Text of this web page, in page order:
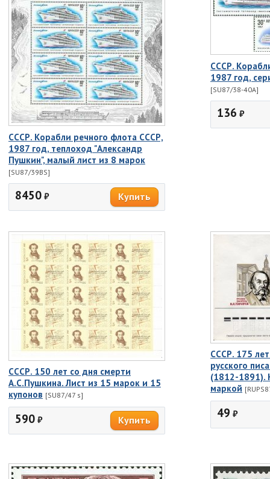
СССР. Корабли речного флота СССР,
1987 год, теплоход "Александр
Пушкин", малый лист из 8 марок
[SU87/39BS]
8450 ₽
СССР.
1987 год,
[SU87/38-40A]
136 ₽
СССР. 150 лет со дня смерти
А.С.Пушкина. Лист из 15 марок и 15
купонов [SU87/47 s]
590 ₽
СССР. 175
русского
(1812-1891).
маркой
49 ₽